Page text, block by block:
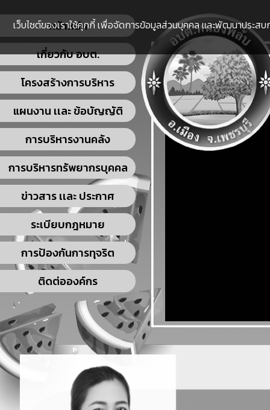
หน้าหลัก
เกี่ยวกับ อบต.
โครงสร้างการบริหาร
แผนงาน เเละ ข้อบัญญัติ
การบริหารงานคลัง
การบริหารทรัพยากรบุคคล
ข่าวสาร เเละ ประกาศ
ระเบียบกฎหมาย
การป้องกันการทุจริต
ติดต่อองค์กร
เว็บไซต์ของเราใช้คุกกี้ เพื่อจัดการข้อมูลส่วนบุคคล และพัฒนาประส